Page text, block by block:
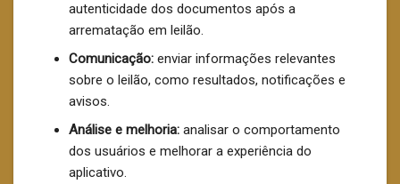
autenticidade dos documentos após a
arrematação em leilão.
Comunicação: enviar informações relevantes
sobre o leilão, como resultados, notificações e
avisos.
Análise e melhoria: analisar o comportamento
dos usuários e melhorar a experiência do
aplicativo.